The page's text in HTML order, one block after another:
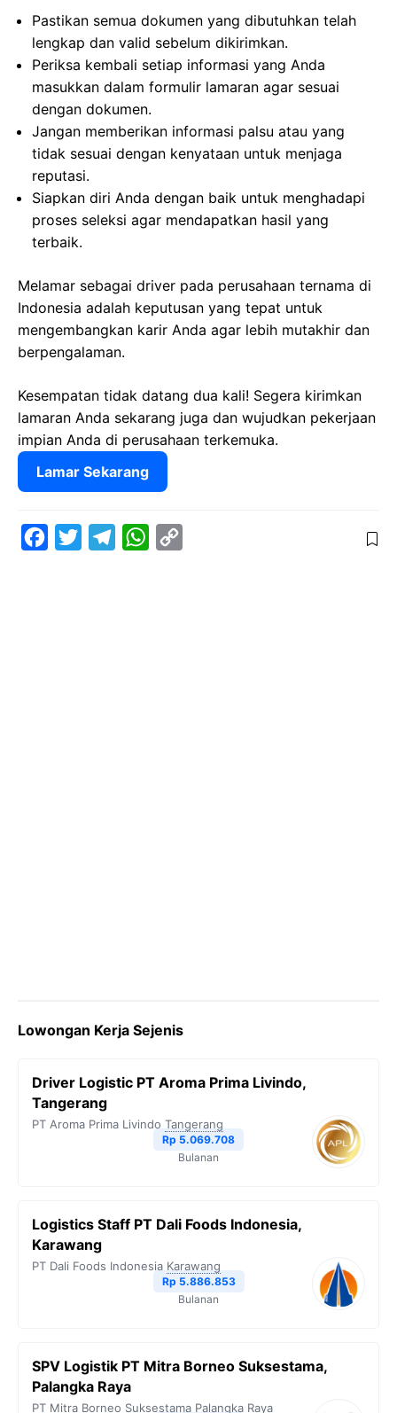
Pastikan semua dokumen yang dibutuhkan telah
lengkap dan valid sebelum dikirimkan.
Periksa kembali setiap informasi yang Anda
masukkan dalam formulir lamaran agar sesuai
dengan dokumen.
Jangan memberikan informasi palsu atau yang
tidak sesuai dengan kenyataan untuk menjaga
reputasi.
Siapkan diri Anda dengan baik untuk menghadapi
proses seleksi agar mendapatkan hasil yang
terbaik.
Melamar sebagai driver pada perusahaan ternama di
Indonesia adalah keputusan yang tepat untuk
mengembangkan karir Anda agar lebih mutakhir dan
berpengalaman.
Kesempatan tidak datang dua kali! Segera kirimkan
lamaran Anda sekarang juga dan wujudkan pekerjaan
impian Anda di perusahaan terkemuka.
Lamar Sekarang
W
Lowongan Kerja Sejenis
Driver Logistic PT Aroma Prima Livindo,
Tangerang
PT Aroma Prima Livindo Tangerang
Rp 5.069.708
Bulanan
Logistics Staff PT Dali Foods Indonesia,
Karawang
PT Dali Foods Indonesia Karawang
Rp 5.886.853
Bulanan
SPV Logistik PT Mitra Borneo Suksestama,
Palangka Raya
PT Mitra Borneo Suksestama Palangka Raya